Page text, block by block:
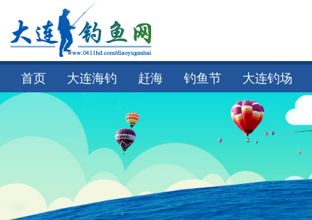
首页 大连海钓 赶海 钓鱼节 大连钓场